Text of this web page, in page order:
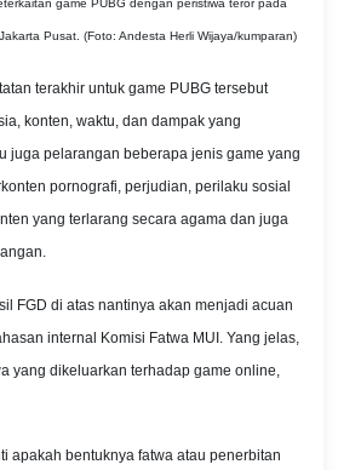
game PUBG dengan peristiwa teror pada
Pusat. (Foto: Andesta Herli Wijaya/kumparan)
terakhir untuk game PUBG tersebut
konten, waktu, dan dampak yang
juga pelarangan beberapa jenis game yang
pornografi, perjudian, perilaku sosial
yang terlarang secara agama dan juga
FGD di atas nantinya akan menjadi acuan
internal Komisi Fatwa MUI. Yang jelas,
yang dikeluarkan terhadap game online,
apakah bentuknya fatwa atau penerbitan